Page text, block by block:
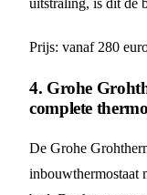
uitstraling, is dit de
Prijs: vanaf 280
4. Grohe
complete
De Grohe
inbouwthermostaat